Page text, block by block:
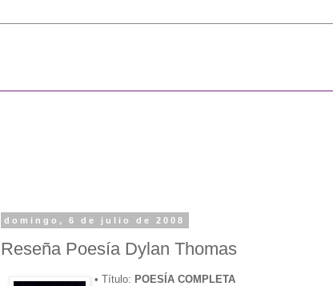
domingo, 6 de julio de 2008
Reseña Poesía Dylan Thomas
• Título: POESÍA COMPLETA